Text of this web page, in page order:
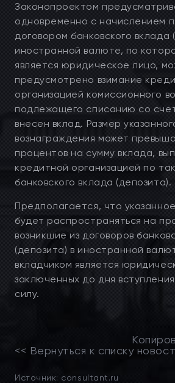
Законопроектом
одновременно с начислением
договором банковского вклада
иностранной валюте, по
является юридическое лицо,
предусмотрено взимание
организацией комиссионного
подлежащего списанию со
внесен вклад. Размер
вознаграждения может
процентов на сумму вклада,
кредитной организацией по
банковского вклада (депозита).
Предполагается, что
будет распространяться на
возникшие из договоров
(депозита) в иностранной
вкладчиком является
заключенных до дня
силу.
<< Вернуться к списку
Источник: consultant.ru